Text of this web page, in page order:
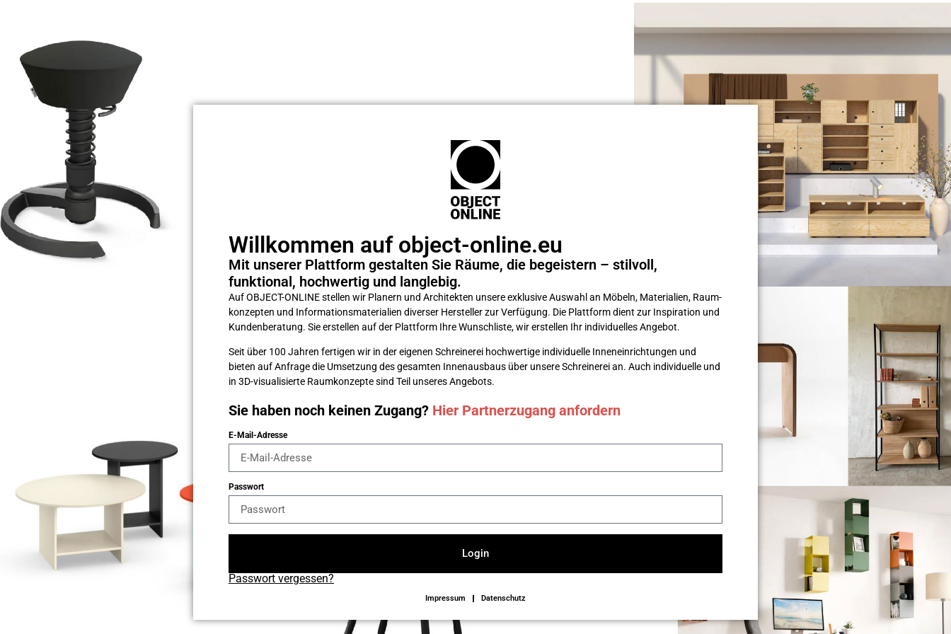
Willkommen auf object-online.eu
Mit unserer Plattform gestalten Sie Räume, die begeistern – stilvoll,
funktional, hochwertig und langlebig.
Auf OBJECT-ONLINE stellen wir Planern und Architekten unsere exklusive Auswahl an Möbeln, Materialien, Raum­
konzepten und Informations­materialien diverser Hersteller zur Verfügung. Die Plattform dient zur Inspiration und
Kunden­beratung. Sie erstellen auf der Plattform Ihre Wunsch­liste, wir erstellen Ihr individuelles Angebot.
Seit über 100 Jahren fertigen wir in der eigenen Schreinerei hochwertige individuelle Inneneinrichtungen und
bieten auf Anfrage die Umsetzung des gesamten Innenausbaus über unsere Schreinerei an. Auch individuelle und
in 3D-visualisierte Raumkonzepte sind Teil unseres Angebots.
Sie haben noch keinen Zugang? Hier Partnerzugang anfordern
E-Mail-Adresse
Passwort
Login
Passwort vergessen?
Impressum Datenschutz